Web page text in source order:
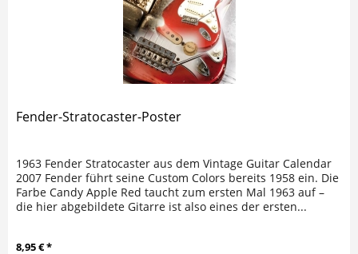
Fender-Stratocaster-Poster
1963 Fender Stratocaster aus dem Vintage Guitar Calendar
2007 Fender führt seine Custom Colors bereits 1958 ein. Die
Farbe Candy Apple Red taucht zum ersten Mal 1963 auf –
die hier abgebildete Gitarre ist also eines der ersten...
8,95 € *